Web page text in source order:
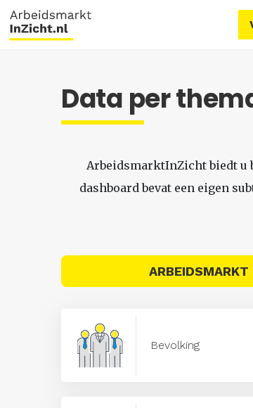
Data per
ArbeidsmarktInZicht biedt u
dashboard bevat een eigen
ARBEIDSMARKT
Bevolking